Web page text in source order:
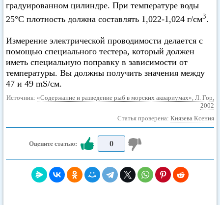
градуированном цилиндре. При температуре воды
25°С плотность должна составлять 1,022-1,024 г/см3.
Измерение электрической проводимости делается с
помощью специального тестера, который должен
иметь специальную поправку в зависимости от
температуры. Вы должны получить значения между
47 и 49 mS/см.
Источник: «Содержание и разведение рыб в морских аквариумах», Л. Гор,
2002
Статья проверена: Князева Ксения
Оцените статью: 0